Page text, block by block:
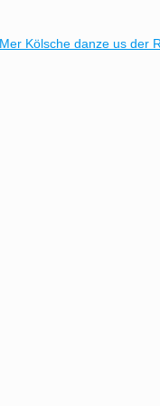
Kölsche danze us der